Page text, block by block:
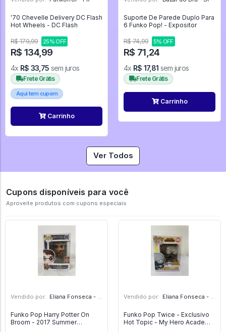
'70 Chevelle Delivery DC Flash
Hot Wheels - DC Flash
R$ 179,99 25% OFF
R$ 134,99
4x R$ 33,75 sem juros
Frete Grátis
Aqui tem cupom
Carrinho
Suporte De Parede Duplo Para
6 Funko Pop! - Expositor
R$ 74,99 5% OFF
R$ 71,24
4x R$ 17,81 sem juros
Frete Grátis
Carrinho
Ver Todos
Cupons disponíveis para você
Aproveite produtos com cupons especiais
Vendido por: Eliana Fonseca - SP
Funko Pop Harry Potter On
Broom - 2017 Summer
Vendido por: Eliana Fonseca - SP
Funko Pop Twice - Exclusivo
Hot Topic - My Hero Academia